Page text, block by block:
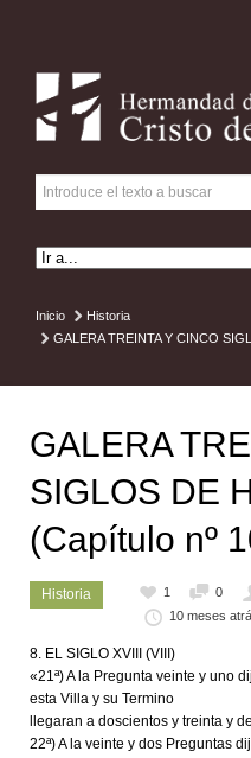
Inicio
Historia
GALERA TREINTA Y CINCO
GALERA
SIGLOS DE
(Capítulo nº
Historia 1 0
10 meses
EL SIGLO XVIII (VIII)
«21ª) A la Pregunta veinte y uno
esta Villa y su Termino
llegaran a doscientos y treinta y
22ª) A la veinte y dos Preguntas